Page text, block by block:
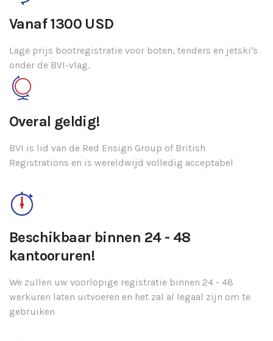
Vanaf 1300 USD
Lage prijs bootregistratie voor boten, tenders en jetski's
onder de BVI-vlag.
Overal geldig!
BVI is lid van de Red Ensign Group of British
Registrations en is wereldwijd volledig acceptabel
Beschikbaar binnen 24 - 48
kantooruren!
We zullen uw voorlopige registratie binnen 24 - 48
werkuren laten uitvoeren en het zal al legaal zijn om te
gebruiken